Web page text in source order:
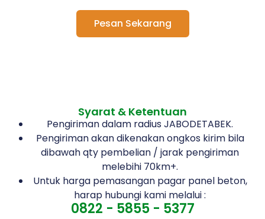
Pesan Sekarang
Syarat & Ketentuan
Pengiriman dalam radius JABODETABEK.
Pengiriman akan dikenakan ongkos kirim bila
dibawah qty pembelian / jarak pengiriman
melebihi 70km+.
Untuk harga pemasangan pagar panel beton,
harap hubungi kami melalui :
0822 - 5855 - 5377